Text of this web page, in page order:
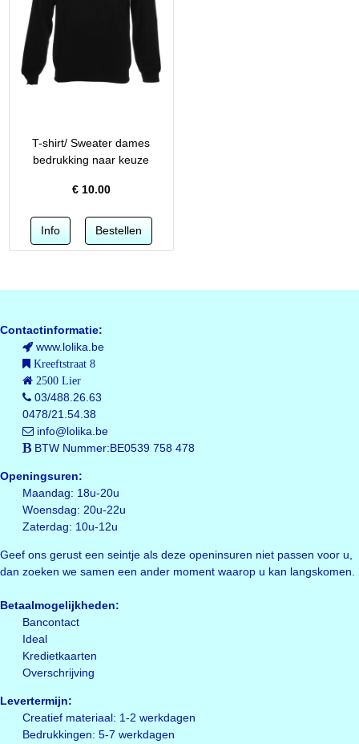
T-shirt/ Sweater dames
bedrukking naar keuze
€ 10.00
Contactinformatie:
www.lolika.be
Kreeftstraat 8
2500 Lier
03/488.26.63
0478/21.54.38
info@lolika.be
BTW Nummer:BE0539 758 478
Openingsuren:
Maandag: 18u-20u
Woensdag: 20u-22u
Zaterdag: 10u-12u
Geef ons gerust een seintje als deze openinsuren niet passen voor u,
dan zoeken we samen een ander moment waarop u kan langskomen.
Betaalmogelijkheden:
Bancontact
Ideal
Kredietkaarten
Overschrijving
Levertermijn:
Creatief materiaal: 1-2 werkdagen
Bedrukkingen: 5-7 werkdagen